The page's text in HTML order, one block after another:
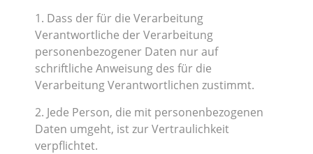
1. Dass der für die Verarbeitung
Verantwortliche der Verarbeitung
personenbezogener Daten nur auf
schriftliche Anweisung des für die
Verarbeitung Verantwortlichen zustimmt.
2. Jede Person, die mit personenbezogenen
Daten umgeht, ist zur Vertraulichkeit
verpflichtet.